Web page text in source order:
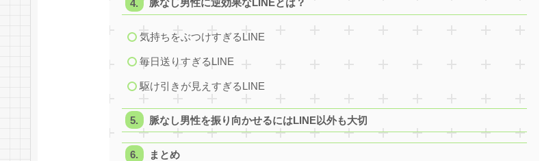
脈なし男性に逆効果なLINEとは？
気持ちをぶつけすぎるLINE
毎日送りすぎるLINE
駆け引きが見えすぎるLINE
脈なし男性を振り向かせるにはLINE以外も大切
まとめ